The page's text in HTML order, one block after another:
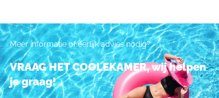
Meer informatie of eerlijk advies nodig?
VRAAG HET COOLEKAMER, wij helpen
je graag!